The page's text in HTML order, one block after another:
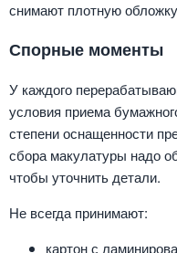
снимают плотную
Спорные моменты
У каждого
условия приема
степени оснащенности
сбора макулатуры надо
чтобы уточнить детали.
Не всегда принимают:
картон с